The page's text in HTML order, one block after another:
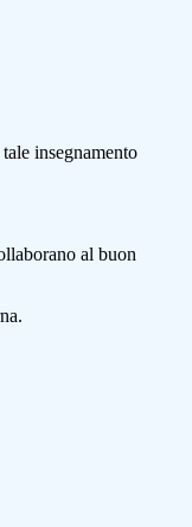
insegnamento
al buon